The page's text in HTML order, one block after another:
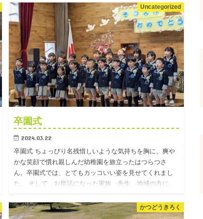
Uncategorized
卒園式
2024.03.22
卒園式 ちょっぴり名残惜しいような気持ちを胸に、爽や
かな笑顔で慣れ親しんだ幼稚園を旅立ったはつらつさ
ん。卒園式では、とてもカッコいい姿を見せてくれまし
た。 そして、お世話になった家族、先生、地域の方に、
かつどうきろく